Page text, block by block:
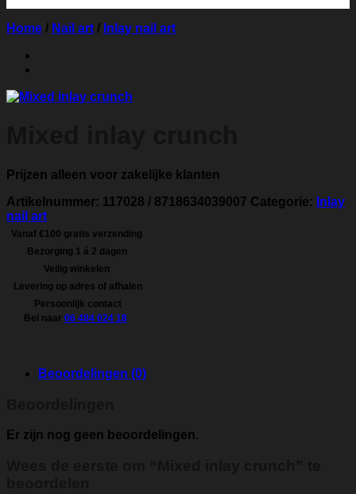
Home / Nail art / Inlay nail art
Prijzen alleen voor zakelijke klanten
Artikelnummer: 117028 / 8718634039007 Categorie: Inlay
nail art
Vanaf €100 gratis verzending
Bezorging 1 á 2 dagen
Veilig winkelen
Levering op adres of afhalen
Persoonlijk contact
Bel naar 06 484 024 18
Beoordelingen (0)
Er zijn nog geen beoordelingen.